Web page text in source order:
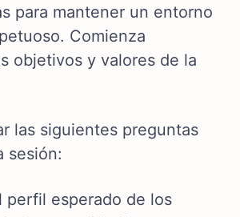
para mantener un entorno
Comienza
objetivos y valores de la
las siguientes preguntas
sesión:
perfil esperado de los